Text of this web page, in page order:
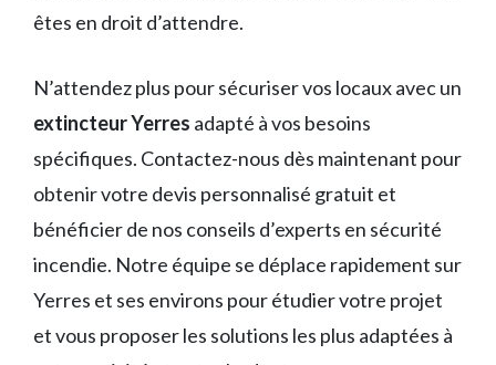
êtes en droit d’attendre.
N’attendez plus pour sécuriser vos locaux avec un
extincteur Yerres adapté à vos besoins
spécifiques. Contactez-nous dès maintenant pour
obtenir votre devis personnalisé gratuit et
bénéficier de nos conseils d’experts en sécurité
incendie. Notre équipe se déplace rapidement sur
Yerres et ses environs pour étudier votre projet
et vous proposer les solutions les plus adaptées à